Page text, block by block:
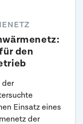
den
der
Einsatz eines
der